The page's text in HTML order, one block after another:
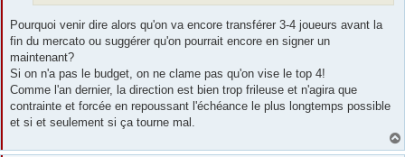
Pourquoi venir dire alors qu'on va encore transférer 3-4 joueurs avant la
fin du mercato ou suggérer qu'on pourrait encore en signer un
maintenant?
Si on n'a pas le budget, on ne clame pas qu'on vise le top 4!
Comme l'an dernier, la direction est bien trop frileuse et n'agira que
contrainte et forcée en repoussant l'échéance le plus longtemps possible
et si et seulement si ça tourne mal.